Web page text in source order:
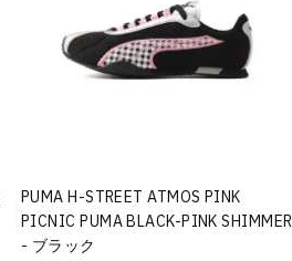
PUMA H-STREET ATMOS PINK
PICNIC PUMA BLACK-PINK SHIMMER
- ブラック